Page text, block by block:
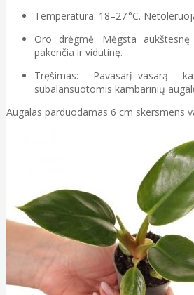
Temperatūra: 18–27 °C.
Oro drėgmė: Mėgsta
pakenčia ir vidutinę.
Tręšimas:
subalansuotomis kambarinių
Augalas parduodamas 6 cm skersmens